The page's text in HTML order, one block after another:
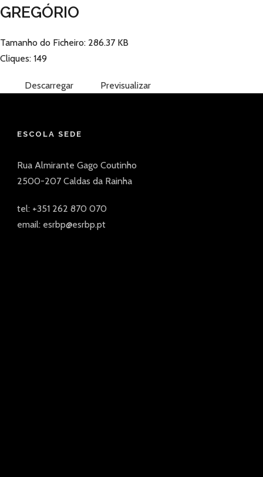
GREGÓRIO
Tamanho do Ficheiro: 286.37 KB
Cliques: 149
Descarregar Previsualizar
ESCOLA SEDE
Rua Almirante Gago Coutinho
2500-207 Caldas da Rainha
tel: +351 262 870 070
email: esrbp@esrbp.pt